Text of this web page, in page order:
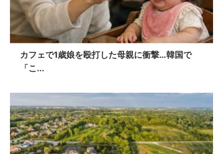
カフェで1歳娘を殴打した母親に衝撃…韓国で
「こ...